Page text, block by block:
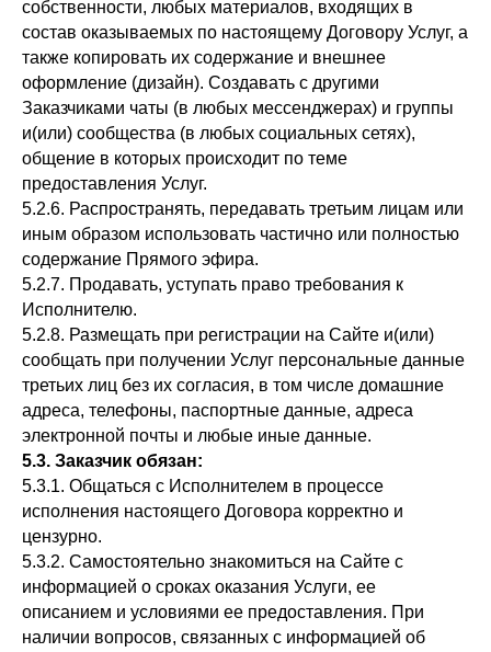
собственности, любых материалов, входящих в
состав оказываемых по настоящему Договору Услуг, а
также копировать их содержание и внешнее
оформление (дизайн). Создавать с другими
Заказчиками чаты (в любых мессенджерах) и группы
и(или) сообщества (в любых социальных сетях),
общение в которых происходит по теме
предоставления Услуг.
5.2.6. Распространять, передавать третьим лицам или
иным образом использовать частично или полностью
содержание Прямого эфира.
5.2.7. Продавать, уступать право требования к
Исполнителю.
5.2.8. Размещать при регистрации на Сайте и(или)
сообщать при получении Услуг персональные данные
третьих лиц без их согласия, в том числе домашние
адреса, телефоны, паспортные данные, адреса
электронной почты и любые иные данные.
5.3. Заказчик обязан:
5.3.1. Общаться с Исполнителем в процессе
исполнения настоящего Договора корректно и
цензурно.
5.3.2. Самостоятельно знакомиться на Сайте с
информацией о сроках оказания Услуги, ее
описанием и условиями ее предоставления. При
наличии вопросов, связанных с информацией об